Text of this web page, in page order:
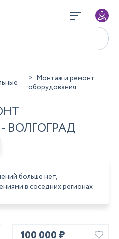
Монтаж и ремонт
оборудования
ВОЛГОГРАД
больше нет,
в соседних регионах
100 000 ₽